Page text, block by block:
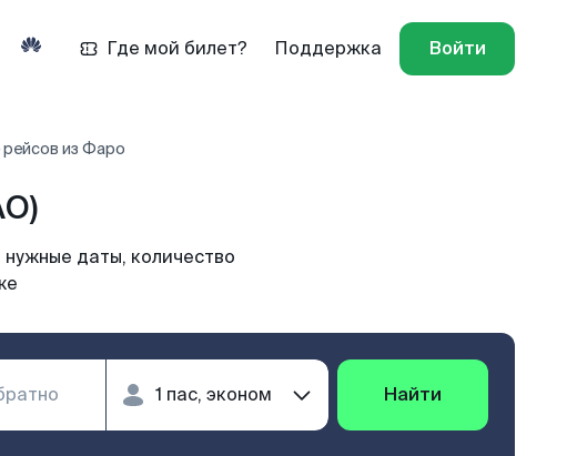
Где мой билет? Поддержка Войти
рейсов из Фаро
даты, количество
Найти